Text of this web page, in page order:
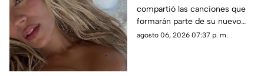
lanzamiento; esta es la
lista completa
compartió las canciones que
formarán parte de su nuevo
material de estudio,
agosto 06, 2026 07:37 p. m.